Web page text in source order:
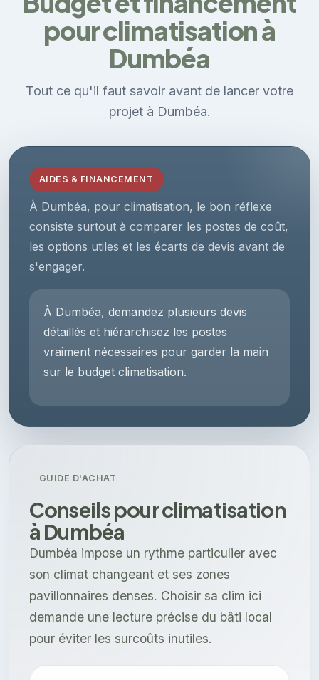
pour climatisation à
Dumbéa
Tout ce qu'il faut savoir avant de lancer votre
projet à Dumbéa.
AIDES & FINANCEMENT
À Dumbéa, pour climatisation, le bon réflexe
consiste surtout à comparer les postes de coût,
les options utiles et les écarts de devis avant de
s'engager.
À Dumbéa, demandez plusieurs devis
détaillés et hiérarchisez les postes
vraiment nécessaires pour garder la main
sur le budget climatisation.
GUIDE D'ACHAT
Conseils pour climatisation
à Dumbéa
Dumbéa impose un rythme particulier avec
son climat changeant et ses zones
pavillonnaires denses. Choisir sa clim ici
demande une lecture précise du bâti local
pour éviter les surcoûts inutiles.